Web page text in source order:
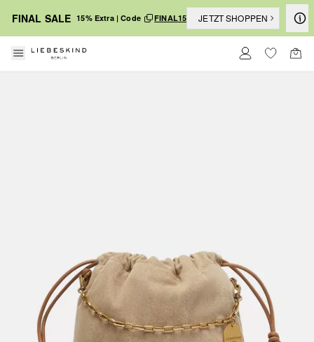
FINAL SALE 15% Extra | Code FINAL15 JETZT SHOPPEN